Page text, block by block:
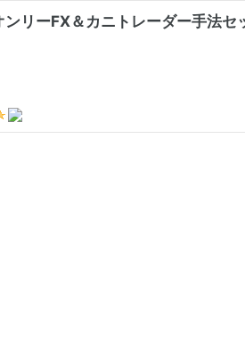
リーFX＆カニトレーダー手法